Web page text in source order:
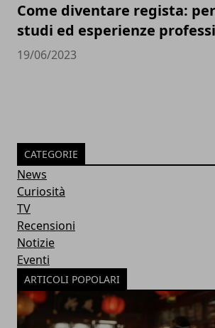
Come diventare regista:
studi ed esperienze
19/06/2023
CATEGORIE
News
Curiosità
TV
Recensioni
Notizie
Eventi
ARTICOLI POPOLARI